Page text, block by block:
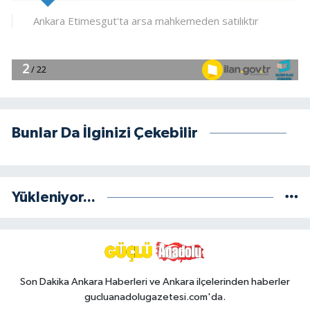
Bunlar Da İlginizi Çekebilir
Yükleniyor...
Son Dakika Ankara Haberleri ve Ankara ilçelerinden haberler
gucluanadolugazetesi.com'da.